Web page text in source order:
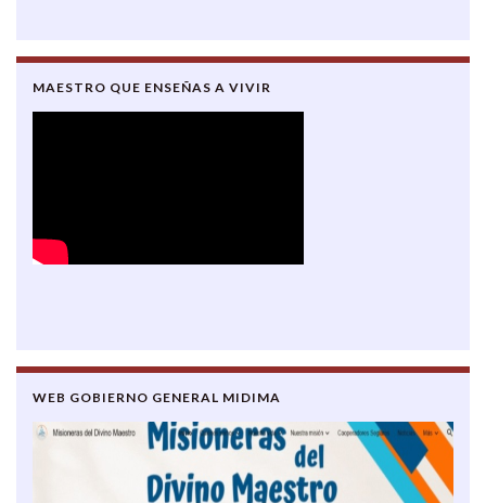
MAESTRO QUE ENSEÑAS A VIVIR
WEB GOBIERNO GENERAL MIDIMA